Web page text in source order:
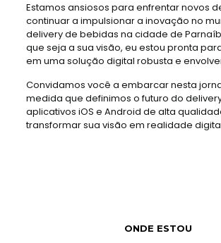
Estamos ansiosos para enfrentar novos
continuar a impulsionar a inovação no
delivery de bebidas na cidade de
que seja a sua visão, eu estou pronta
em uma solução digital robusta e
Convidamos você a embarcar nesta
medida que definimos o futuro do
aplicativos iOS e Android de alta
transformar sua visão em realidade
ONDE ESTOU